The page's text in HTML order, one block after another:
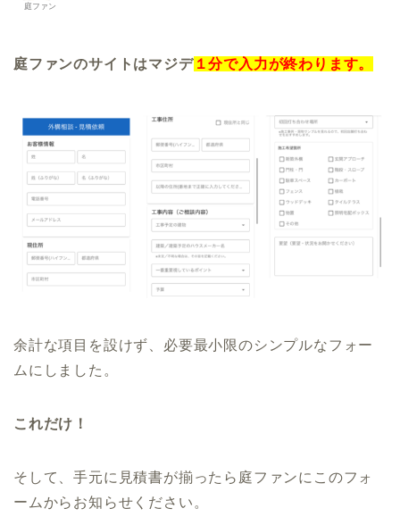
庭ファン
庭ファンのサイトはマジデ１分で入力が終わります。
余計な項目を設けず、必要最小限のシンプルなフォー
ムにしました。
これだけ！
そして、手元に見積書が揃ったら庭ファンにこのフォ
ームからお知らせください。